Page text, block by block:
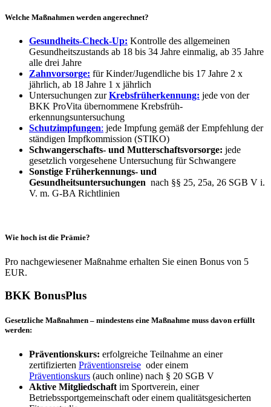
Welche Maßnahmen werden angerechnet?
Gesundheits-Check-Up: Kontrolle des allgemeinen
Gesundheitszustands ab 18 bis 34 Jahre einmalig, ab 35 Jahre
alle drei Jahre
Zahnvorsorge: für Kinder/Jugendliche bis 17 Jahre 2 x
jährlich, ab 18 Jahre 1 x jährlich
Untersuchungen zurKrebsfrüherkennung: jede von der
BKK ProVita übernommene Krebsfrüh-
erkennungsuntersuchung
Schutzimpfungen: jede Impfung gemäß der Empfehlung der
ständigen Impfkommission (STIKO)
Schwangerschafts- und Mutterschaftsvorsorge: jede
gesetzlich vorgesehene Untersuchung für Schwangere
Sonstige Früherkennungs- und
Gesundheitsuntersuchungen nach §§ 25, 25a, 26 SGB V i.
V. m. G-BA Richtlinien
Wie hoch ist die Prämie?
Pro nachgewiesener Maßnahme erhalten Sie einen Bonus von 5
EUR.
BKK BonusPlus
Gesetzliche Maßnahmen – mindestens eine Maßnahme muss davon erfüllt
werden:
Präventionskurs: erfolgreiche Teilnahme an einer
zertifizierten Präventionsreise oder einem
Präventionskurs (auch online) nach § 20 SGB V
Aktive Mitgliedschaft im Sportverein, einer
Betriebssportgemeinschaft oder einem qualitätsgesicherten